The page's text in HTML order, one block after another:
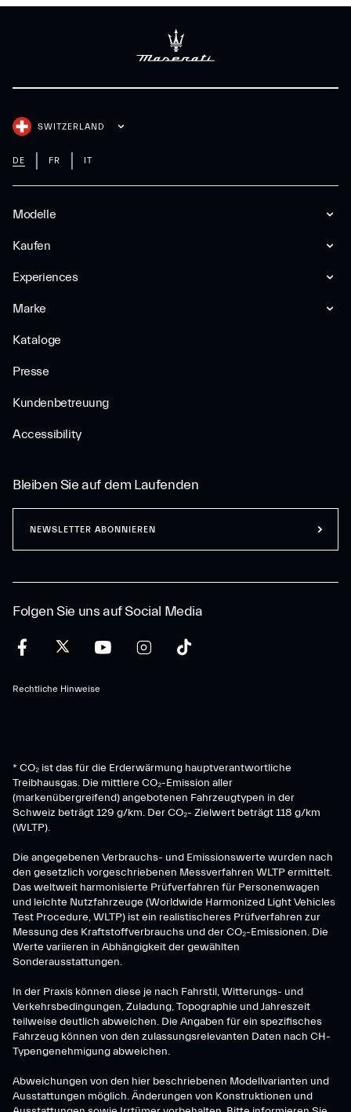
Modelle
Kaufen
Experiences
Marke
Kataloge
Presse
Kundenbetreuung
Accessibility
SWITZERLAND
DE FR IT
Folgen Sie uns auf Social Media
Rechtliche Hinweise
Bleiben Sie auf dem Laufenden
NEWSLETTER ABONNIEREN
* CO₂ ist das für die Erderwärmung hauptverantwortliche
Treibhausgas. Die mittlere CO₂-Emission aller
(markenübergreifend) angebotenen Fahrzeugtypen in der
Schweiz beträgt 129 g/km. Der CO₂- Zielwert beträgt 118 g/km
(WLTP).
Die angegebenen Verbrauchs- und Emissionswerte wurden nach
den gesetzlich vorgeschriebenen Messverfahren WLTP ermittelt.
Das weltweit harmonisierte Prüfverfahren für Personenwagen
und leichte Nutzfahrzeuge (Worldwide Harmonized Light Vehicles
Test Procedure, WLTP) ist ein realistischeres Prüfverfahren zur
Messung des Kraftstoffverbrauchs und der CO₂-Emissionen. Die
Werte variieren in Abhängigkeit der gewählten
Sonderausstattungen.
In der Praxis können diese je nach Fahrstil, Witterungs- und
Verkehrsbedingungen, Zuladung, Topographie und Jahreszeit
teilweise deutlich abweichen. Die Angaben für ein spezifisches
Fahrzeug können von den zulassungsrelevanten Daten nach CH-
Typengenehmigung abweichen.
Abweichungen von den hier beschriebenen Modellvarianten und
Ausstattungen möglich. Änderungen von Konstruktionen und